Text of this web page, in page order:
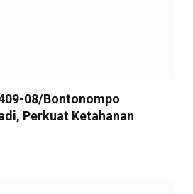
08/Bontonompo
Perkuat Ketahanan